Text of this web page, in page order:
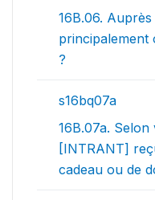
16B.06.
principalement
?
s16bq07a
16B.07a.
[INTRANT]
cadeau ou de